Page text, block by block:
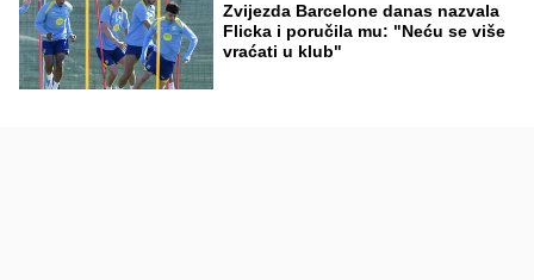
Zvijezda Barcelone danas nazvala
Flicka i poručila mu: "Neću se više
vraćati u klub"